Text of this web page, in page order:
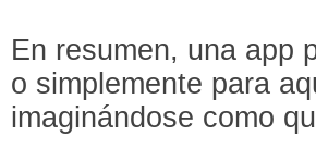
En resumen, una app
o simplemente para
imaginándose como